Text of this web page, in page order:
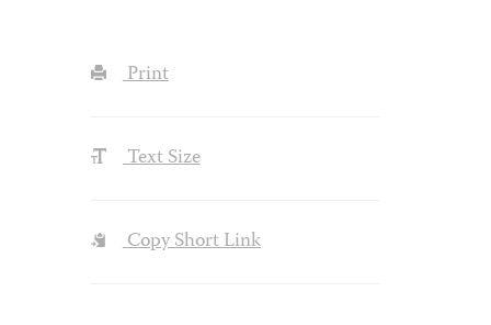
Print
Text Size
Copy Short Link